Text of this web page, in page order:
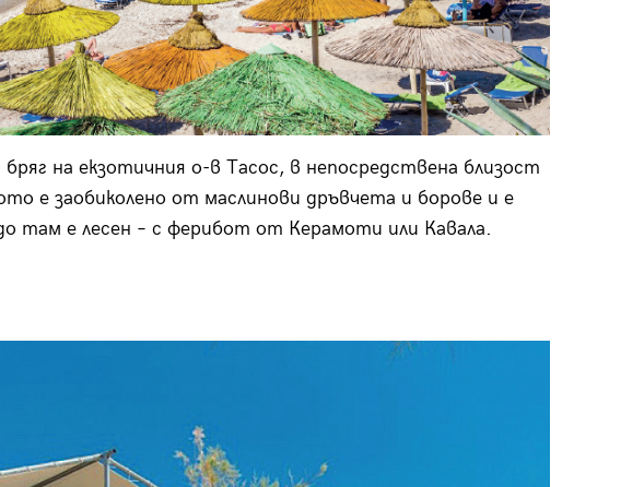
на екзотичния о-в Тасос, в непосредствена близост
е заобиколено от маслинови дръвчета и борове и е
там е лесен – с ферибот от Керамоти или Кавала.